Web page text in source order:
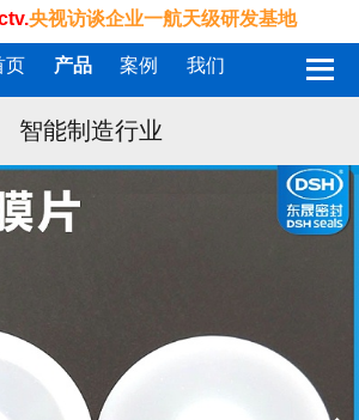
央视访谈企业一航天级研发基地
页 产品 案例 我们
智能制造行业